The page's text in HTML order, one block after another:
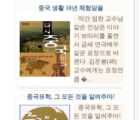
중국 생활 10년 체험담을
약간 엄한 교수님
같은 인상은 이야
기 보따리를 풀면
서 금세 연극배우
같은 표정으로 바
뀐다. 김준봉(48)
교수에게는 표정만
큼 �...
중국유학, 그 모든 것을 알려주마!
중국유학, 그 모
든 것을 알려주마!